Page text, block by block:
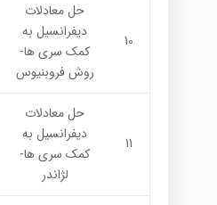
10
حل معادلات
ديفرانسيل به
كمك سري ها-
روش فروبنيوس
11
حل معادلات
ديفرانسيل به
كمك سري ها-
لژاندر